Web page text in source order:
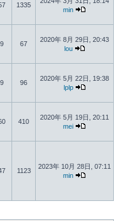
1335
min
67
2020年 8月 29日, 20:43
lou
96
2020年 5月 22日, 19:38
lplp
410
2020年 5月 19日, 20:11
mei
1123
2023年 10月 28日, 07:11
min